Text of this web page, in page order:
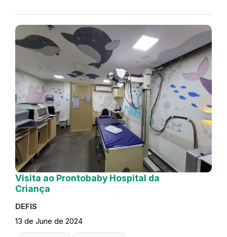
Visita ao Prontobaby Hospital da
Criança
DEFIS
13 de June de 2024